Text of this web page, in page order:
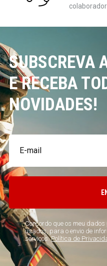
SUBSCREVA
E RECEBA
NOVIDADES!
Concordo que os meu
usados, para o envio de
serviços.Política de